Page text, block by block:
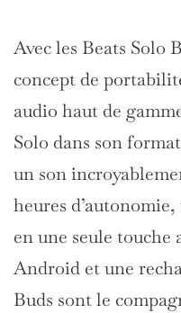
Avec les Beats Solo
concept de
audio haut de
Solo dans son
un son
heures
en une seule touche
Android et une
Buds sont le